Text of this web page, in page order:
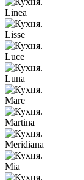
Linea
Lisse
Luce
Luna
Mare
Martina
Meridiana
Mia